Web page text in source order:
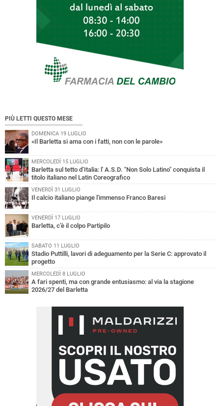
PIÙ LETTI QUESTO MESE
DOMENICA 19 LUGLIO
«Il Barletta si ama con i fatti, non con le parole»
MERCOLEDÌ 15 LUGLIO
Barletta sul tetto d’Italia: l' A.S.D. "Non Solo Latino" conquista il
titolo italiano nel Latin Coreografico
VENERDÌ 31 LUGLIO
Il calcio italiano piange l'immenso Franco Baresi
VENERDÌ 17 LUGLIO
Barletta, c’è il colpo Partipilo
SABATO 11 LUGLIO
Stadio Puttilli, lavori di adeguamento per la Serie C: approvato il
progetto
MERCOLEDÌ 8 LUGLIO
A fari spenti, ma con grande entusiasmo: al via la stagione
2026/27 del Barletta